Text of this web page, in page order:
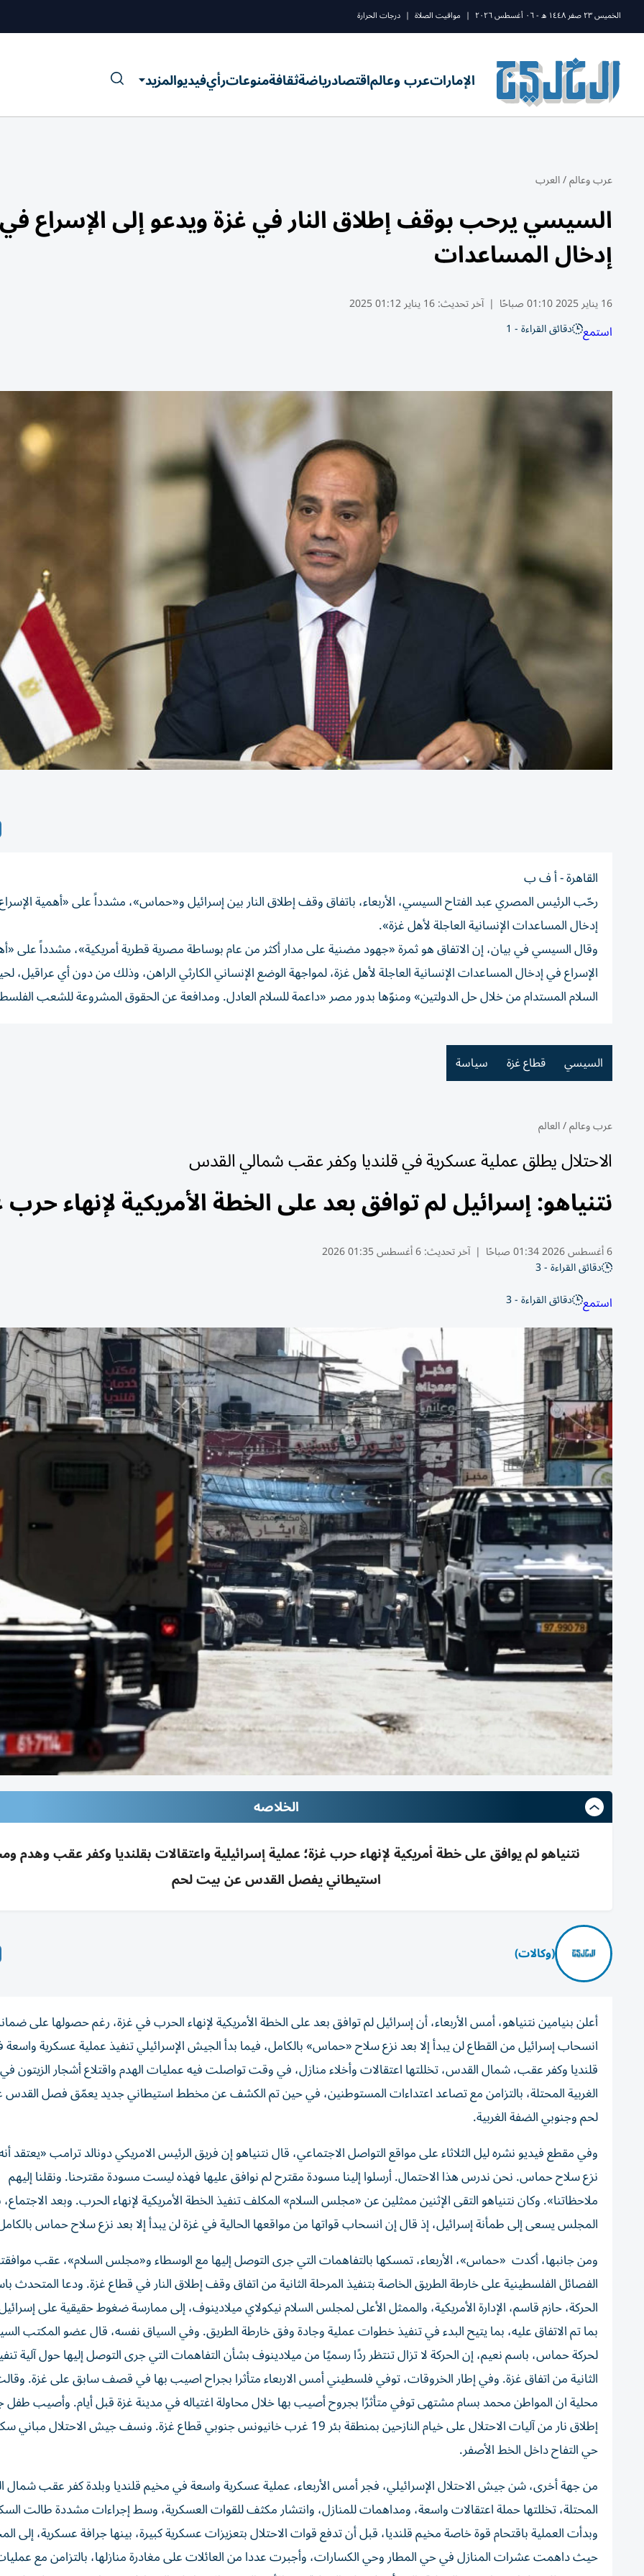
الخميس ٢٣ صفر ١٤٤٨ ه - ٠٦ أغسطس ٢٠٢٦ | مواقيت الصلاة | درجات الحرارة
الإماراتعرب وعالماقتصادرياضةثقافةمنوعاترأيفيديوالمزيد
عرب وعالم/العرب
السيسي يرحب بوقف إطلاق النار في غزة ويدعو إلى الإسراع في
إدخال المساعدات
16 يناير 2025 01:10 صباحًا | آخر تحديث:16 يناير 01:12 2025
استمع دقائق القراءة - 1
القاهرة - أ ف ب
رحّب الرئيس المصري عبد الفتاح السيسي، الأربعاء، باتفاق وقف إطلاق النار بين إسرائيل و«حماس»، مشدداً على «أهمية
إدخال المساعدات الإنسانية العاجلة لأهل غزة».
وقال السيسي في بيان، إن الاتفاق هو ثمرة «جهود مضنية على مدار أكثر من عام بوساطة مصرية قطرية أمريكية»، مشدداً على
الإسراع في إدخال المساعدات الإنسانية العاجلة لأهل غزة، لمواجهة الوضع الإنساني الكارثي الراهن، وذلك من دون أي عراقيل،
السلام المستدام من خلال حل الدولتين» ومنوّها بدور مصر «داعمة للسلام العادل. ومدافعة عن الحقوق المشروعة للشعب
السيسي قطاع غزة سياسة
عرب وعالم/العالم
الاحتلال يطلق عملية عسكرية في قلنديا وكفر عقب شمالي القدس
نتنياهو: إسرائيل لم توافق بعد على الخطة الأمريكية لإنهاء
6 أغسطس 2026 01:34 صباحًا | آخر تحديث:6 أغسطس 01:35 2026
دقائق القراءة - 3
استمع دقائق القراءة - 3
الخلاصه
نتنياهو لم يوافق على خطة أمريكية لإنهاء حرب غزة؛ عملية إسرائيلية واعتقالات بقلنديا وكفر عقب وهدم
استيطاني يفصل القدس عن بيت لحم
(وكالات)
أعلن بنيامين نتنياهو، أمس الأربعاء، أن إسرائيل لم توافق بعد على الخطة الأمريكية لإنهاء الحرب في غزة، رغم حصولها على
انسحاب إسرائيل من القطاع لن يبدأ إلا بعد نزع سلاح «حماس» بالكامل، فيما بدأ الجيش الإسرائيلي تنفيذ عملية عسكرية
قلنديا وكفر عقب، شمال القدس، تخللتها اعتقالات وأخلاء منازل، في وقت تواصلت فيه عمليات الهدم واقتلاع أشجار الزيتون
الغربية المحتلة، بالتزامن مع تصاعد اعتداءات المستوطنين، في حين تم الكشف عن مخطط استيطاني جديد يعمّق فصل
لحم وجنوبي الضفة الغربية.
وفي مقطع فيديو نشره ليل الثلاثاء على مواقع التواصل الاجتماعي، قال نتنياهو إن فريق الرئيس الامريكي دونالد ترامب «يعتقد
نزع سلاح حماس. نحن ندرس هذا الاحتمال. أرسلوا إلينا مسودة مقترح لم نوافق عليها فهذه ليست مسودة مقترحنا. ونقلنا إليهم
ملاحظاتنا». وكان نتنياهو التقى الإثنين ممثلين عن «مجلس السلام» المكلف تنفيذ الخطة الأمريكية لإنهاء الحرب. وبعد الاجتماع،
المجلس يسعى إلى طمأنة إسرائيل، إذ قال إن انسحاب قواتها من مواقعها الحالية في غزة لن يبدأ إلا بعد نزع سلاح حماس
ومن جانبها، أكدت «حماس»، الأربعاء، تمسكها بالتفاهمات التي جرى التوصل إليها مع الوسطاء و«مجلس السلام»، عقب
الفصائل الفلسطينية على خارطة الطريق الخاصة بتنفيذ المرحلة الثانية من اتفاق وقف إطلاق النار في قطاع غزة. ودعا المتحدث
الحركة، حازم قاسم، الإدارة الأمريكية، والممثل الأعلى لمجلس السلام نيكولاي ميلادينوف، إلى ممارسة ضغوط حقيقية على إسرائيل
بما تم الاتفاق عليه، بما يتيح البدء في تنفيذ خطوات عملية وجادة وفق خارطة الطريق. وفي السياق نفسه، قال عضو المكتب
لحركة حماس، باسم نعيم، إن الحركة لا تزال تنتظر ردًا رسميًا من ميلادينوف بشأن التفاهمات التي جرى التوصل إليها حول آلية
الثانية من اتفاق غزة. وفي إطار الخروقات، توفي فلسطيني أمس الاربعاء متأثرا بجراح اصيب بها في قصف سابق على غزة.
محلية ان المواطن محمد بسام مشتهى توفي متأثرًا بجروح أصيب بها خلال محاولة اغتياله في مدينة غزة قبل أيام. وأصيب طفل
إطلاق نار من آليات الاحتلال على خيام النازحين بمنطقة بئر 19 غرب خانيونس جنوبي قطاع غزة. ونسف جيش الاحتلال
حي التفاح داخل الخط الأصفر.
من جهة أخرى، شن جيش الاحتلال الإسرائيلي، فجر أمس الأربعاء، عملية عسكرية واسعة في مخيم قلنديا وبلدة كفر عقب
المحتلة، تخللتها حملة اعتقالات واسعة، ومداهمات للمنازل، وانتشار مكثف للقوات العسكرية، وسط إجراءات مشددة طالت
وبدأت العملية باقتحام قوة خاصة مخيم قلنديا، قبل أن تدفع قوات الاحتلال بتعزيزات عسكرية كبيرة، بينها جرافة عسكرية، إلى
حيث داهمت عشرات المنازل في حي المطار وحي الكسارات، وأجبرت عددا من العائلات على مغادرة منازلها، بالتزامن مع